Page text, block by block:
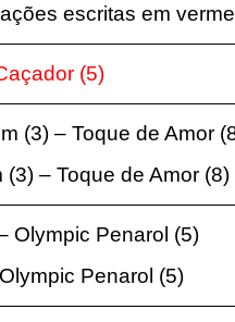
escritas em
(5)
(3) – Toque de Amor
(3) – Toque de Amor (8)
Olympic Penarol (5)
Penarol (5)